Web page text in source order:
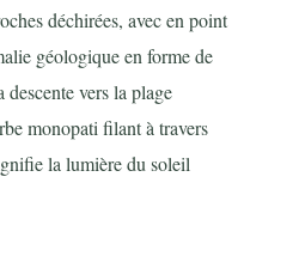
déchirées, avec en point
géologique en forme de
vers la plage
monopati filant à travers
la lumière du soleil